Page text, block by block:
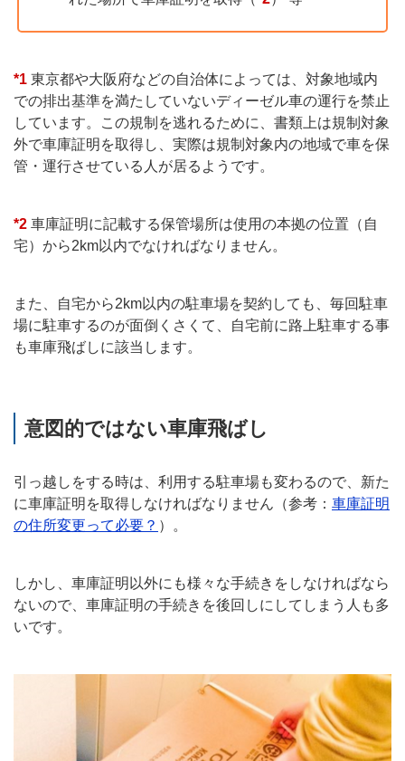
*1 東京都や大阪府などの自治体によっては、対象地域内
での排出基準を満たしていないディーゼル車の運行を禁止
しています。この規制を逃れるために、書類上は規制対象
外で車庫証明を取得し、実際は規制対象内の地域で車を保
管・運行させている人が居るようです。
*2 車庫証明に記載する保管場所は使用の本拠の位置（自
宅）から2km以内でなければなりません。
また、自宅から2km以内の駐車場を契約しても、毎回駐車
場に駐車するのが面倒くさくて、自宅前に路上駐車する事
も車庫飛ばしに該当します。
意図的ではない車庫飛ばし
引っ越しをする時は、利用する駐車場も変わるので、新た
に車庫証明を取得しなければなりません（参考： 車庫証明
の住所変更って必要？ ）。
しかし、車庫証明以外にも様々な手続きをしなければなら
ないので、車庫証明の手続きを後回しにしてしまう人も多
いです。